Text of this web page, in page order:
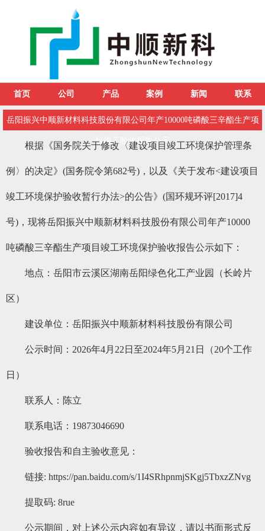
首页 公司 产品 案例 新闻 联系
岳阳振兴中顺新材料科技股份有限公司年产10000吨磷酸三辛酯生产项
目竣工验收报告公示
根据《国务院关于修改〈建设项目竣工环境保护管理条
例〉的决定》(国务院令第682号)，以及《关于发布<建设项目
竣工环境保护验收暂行办法>的公告》(国环规环评[2017]4
号)，现将岳阳振兴中顺新材料科技股份有限公司年产10000
吨磷酸三辛酯生产项目竣工环境保护验收报告公示如下：
地点：岳阳市云溪区湖南岳阳绿色化工产业园（长岭片
区）
建设单位：岳阳振兴中顺新材料科技股份有限公司
公示时间：2026年4月22日至2024年5月21日（20个工作
日）
联系人：陈立
联系电话：19873046690
验收报告和自主验收意见：
链接: https://pan.baidu.com/s/1I4SRhpnmjSKgj5TbxzZNvg
提取码: 8rue
公示期间，对上述公示内容如有异议，请以书面形式反